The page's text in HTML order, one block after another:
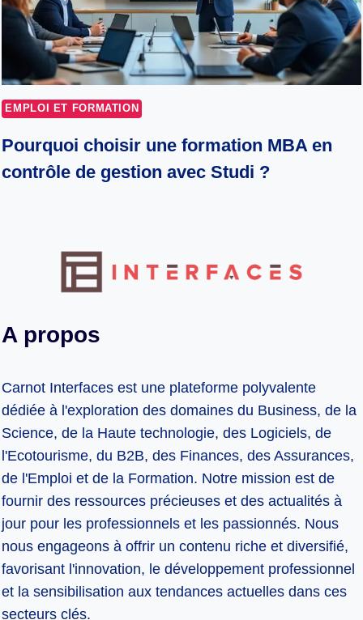
EMPLOI ET FORMATION
Pourquoi choisir une formation MBA en
contrôle de gestion avec Studi ?
A propos
Carnot Interfaces est une plateforme polyvalente
dédiée à l'exploration des domaines du Business, de la
Science, de la Haute technologie, des Logiciels, de
l'Ecotourisme, du B2B, des Finances, des Assurances,
de l'Emploi et de la Formation. Notre mission est de
fournir des ressources précieuses et des actualités à
jour pour les professionnels et les passionnés. Nous
nous engageons à offrir un contenu riche et diversifié,
favorisant l'innovation, le développement professionnel
et la sensibilisation aux tendances actuelles dans ces
secteurs clés.